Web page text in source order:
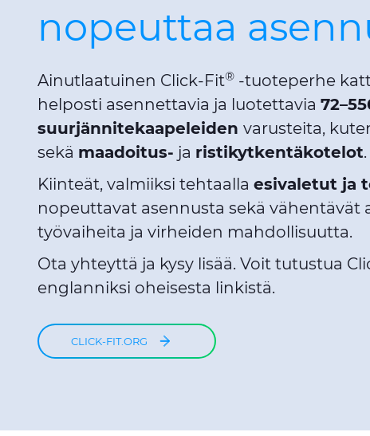
nopeuttaa
Ainutlaatuinen Click-Fit® -tuoteperhe
helposti asennettavia ja luotettavia
suurjännitekaapeleiden varusteita,
sekä maadoitus- ja ristikytkentäkotelot.
Kiinteät, valmiiksi tehtaalla esivaletut ja
nopeuttavat asennusta sekä vähentävät
työvaiheita ja virheiden mahdollisuutta.
Ota yhteyttä ja kysy lisää. Voit tutustua
englanniksi oheisesta linkistä.
CLICK-FIT.ORG